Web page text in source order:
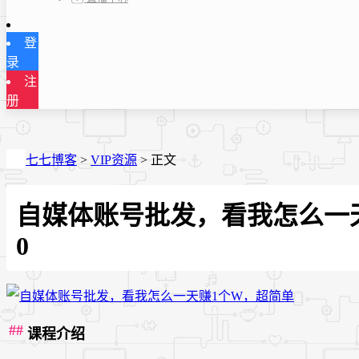
登
录
注
册
七七博客 > VIP资源 > 正文
自媒体账号批发，看我怎么
0
课程介绍